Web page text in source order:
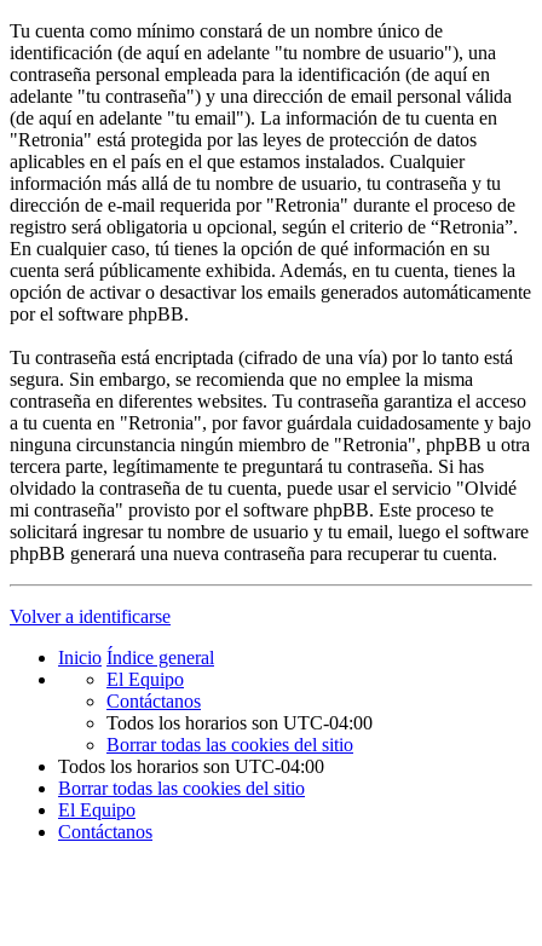
Tu cuenta como mínimo constará de un nombre único de
identificación (de aquí en adelante "tu nombre de usuario"), una
contraseña personal empleada para la identificación (de aquí en
adelante "tu contraseña") y una dirección de email personal válida
(de aquí en adelante "tu email"). La información de tu cuenta en
"Retronia" está protegida por las leyes de protección de datos
aplicables en el país en el que estamos instalados. Cualquier
información más allá de tu nombre de usuario, tu contraseña y tu
dirección de e-mail requerida por "Retronia" durante el proceso de
registro será obligatoria u opcional, según el criterio de “Retronia”.
En cualquier caso, tú tienes la opción de qué información en su
cuenta será públicamente exhibida. Además, en tu cuenta, tienes la
opción de activar o desactivar los emails generados automáticamente
por el software phpBB.
Tu contraseña está encriptada (cifrado de una vía) por lo tanto está
segura. Sin embargo, se recomienda que no emplee la misma
contraseña en diferentes websites. Tu contraseña garantiza el acceso
a tu cuenta en "Retronia", por favor guárdala cuidadosamente y bajo
ninguna circunstancia ningún miembro de "Retronia", phpBB u otra
tercera parte, legítimamente te preguntará tu contraseña. Si has
olvidado la contraseña de tu cuenta, puede usar el servicio "Olvidé
mi contraseña" provisto por el software phpBB. Este proceso te
solicitará ingresar tu nombre de usuario y tu email, luego el software
phpBB generará una nueva contraseña para recuperar tu cuenta.
Volver a identificarse
Inicio Índice general
El Equipo
Contáctanos
Todos los horarios son UTC-04:00
Borrar todas las cookies del sitio
Todos los horarios son UTC-04:00
Borrar todas las cookies del sitio
El Equipo
Contáctanos